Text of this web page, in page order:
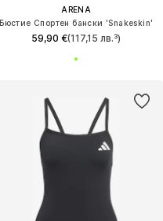
ARENA
Бюстие Спортен бански 'Snakeskin'
59,90 €(117,15 лв.³)